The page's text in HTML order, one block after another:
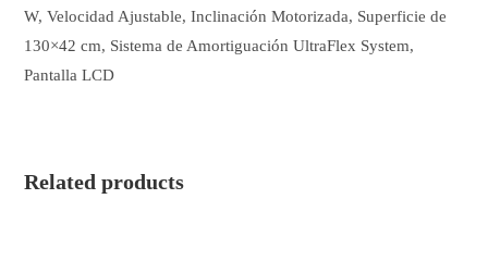
Motorizada,
Superficie
de
W, Velocidad Ajustable, Inclinación Motorizada, Superficie de
130×42 cm, Sistema de Amortiguación UltraFlex System,
Pantalla LCD
Related products